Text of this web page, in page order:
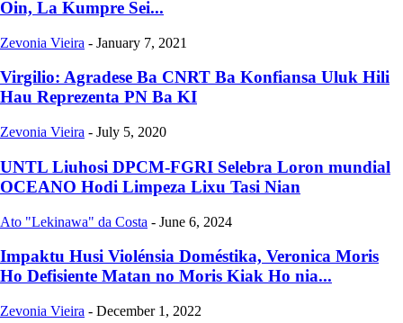
Oin, La Kumpre Sei...
Zevonia Vieira - January 7, 2021
Virgilio: Agradese Ba CNRT Ba Konfiansa Uluk Hili
Hau Reprezenta PN Ba KI
Zevonia Vieira - July 5, 2020
UNTL Liuhosi DPCM-FGRI Selebra Loron mundial
OCEANO Hodi Limpeza Lixu Tasi Nian
Ato "Lekinawa" da Costa - June 6, 2024
Impaktu Husi Violénsia Doméstika, Veronica Moris
Ho Defisiente Matan no Moris Kiak Ho nia...
Zevonia Vieira - December 1, 2022